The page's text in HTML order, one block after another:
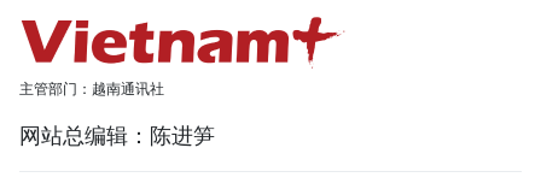
主管部门：越南通讯社
网站总编辑：陈进笋